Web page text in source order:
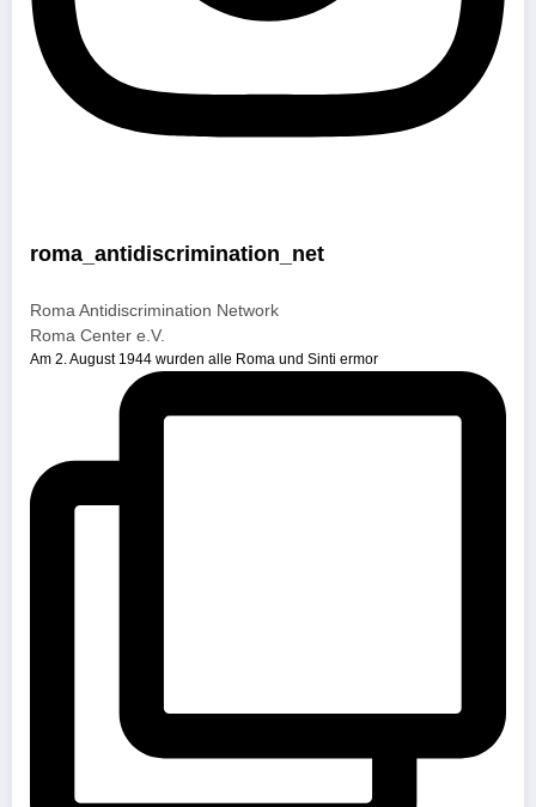
roma_antidiscrimination_net
Roma Antidiscrimination Network
Roma Center e.V.
Am 2. August 1944 wurden alle Roma und Sinti ermor